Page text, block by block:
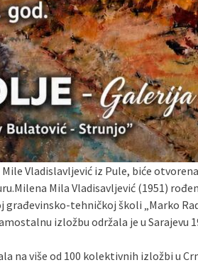
Vladislavljević iz Pule, biće
Mila Vladisavljević (1951)
tehničkoj školi „Marko
izložbu održala je u Sarajevu
na više od 100 kolektivnih izložbi u